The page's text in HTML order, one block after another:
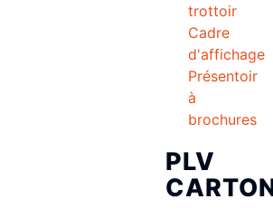
trottoir
Cadre
d'affichage
Présentoir
à
brochures
PLV